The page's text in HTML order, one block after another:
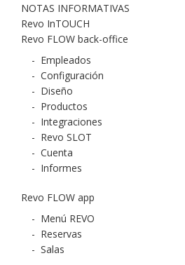
NOTAS INFORMATIVAS
Revo InTOUCH
Revo FLOW back-office
- Empleados
- Configuración
- Diseño
- Productos
- Integraciones
- Revo SLOT
- Cuenta
- Informes
Revo FLOW app
- Menú REVO
- Reservas
- Salas